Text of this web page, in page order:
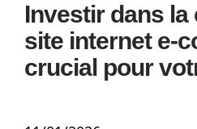
Investir dans la
site internet e-
crucial pour